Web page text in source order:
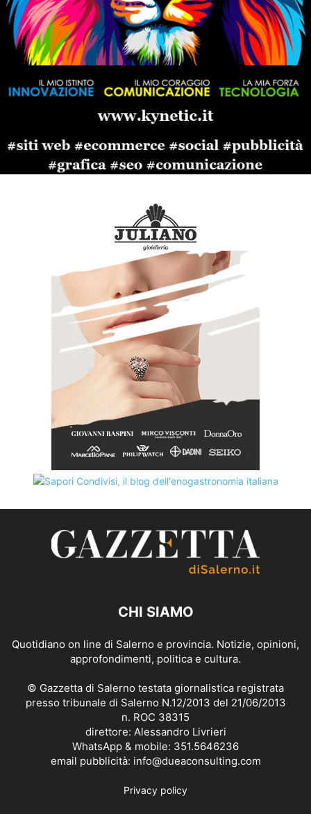
CHI SIAMO
Quotidiano on line di Salerno e provincia. Notizie, opinioni,
approfondimenti, politica e cultura.
© Gazzetta di Salerno testata giornalistica registrata
presso tribunale di Salerno N.12/2013 del 21/06/2013
n. ROC 38315
direttore: Alessandro Livrieri
WhatsApp & mobile: 351.5646236
email pubblicità: info@dueaconsulting.com
Privacy policy